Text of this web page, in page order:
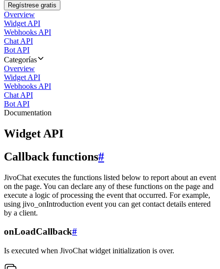
Regístrese gratis
Overview
Widget API
Webhooks API
Chat API
Bot API
Categorías
Overview
Widget API
Webhooks API
Chat API
Bot API
Documentation
Widget API
Callback functions#
JivoChat executes the functions listed below to report about an event
on the page. You can declare any of these functions on the page and
execute a logic of processing the event that occurred. For example,
using jivo_onIntroduction event you can get contact details entered
by a client.
onLoadCallback#
Is executed when JivoChat widget initialization is over.